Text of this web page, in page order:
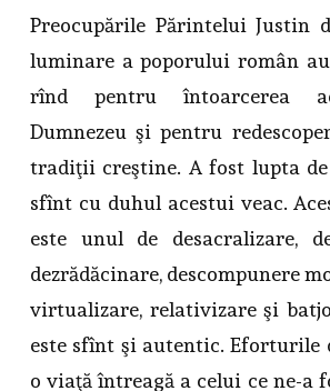
Preocupările Părintelui Justin
luminare a poporului român
rînd pentru întoarcerea
Dumnezeu şi pentru
tradiţii creştine. A fost lupta
sfînt cu duhul acestui veac.
este unul de desacralizare,
dezrădăcinare, descompunere
virtualizare, relativizare şi
este sfînt şi autentic. Eforturile
o viaţă întreagă a celui ce ne-a